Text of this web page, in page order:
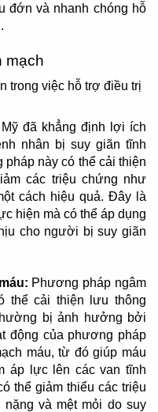
đớn và nhanh chóng hỗ
mạch
trong việc hỗ trợ điều trị
đã khẳng định lợi ích
nhân bị suy giãn tĩnh
này có thể cải thiện
các triệu chứng như
cách hiệu quả. Đây là
hiện mà có thể áp dụng
cho người bị suy giãn
Phương pháp ngâm
thể cải thiện lưu thông
bị ảnh hưởng bởi
động của phương pháp
máu, từ đó giúp máu
áp lực lên các van tĩnh
thể giảm thiểu các triệu
và mệt mỏi do suy